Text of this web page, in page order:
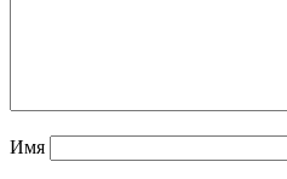
Имя